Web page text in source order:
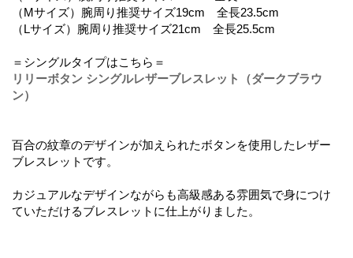
（Mサイズ）腕周り推奨サイズ19cm 全長23.5cm
（Lサイズ）腕周り推奨サイズ21cm 全長25.5cm
＝シングルタイプはこちら＝
リリーボタン シングルレザーブレスレット（ダークブラウ
ン）
百合の紋章のデザインが加えられたボタンを使用したレザー
ブレスレットです。
カジュアルなデザインながらも高級感ある雰囲気で身につけ
ていただけるブレスレットに仕上がりました。